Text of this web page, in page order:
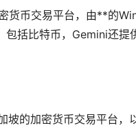
货币交易平台，由**的
括比特币，Gemini还
的加密货币交易平台